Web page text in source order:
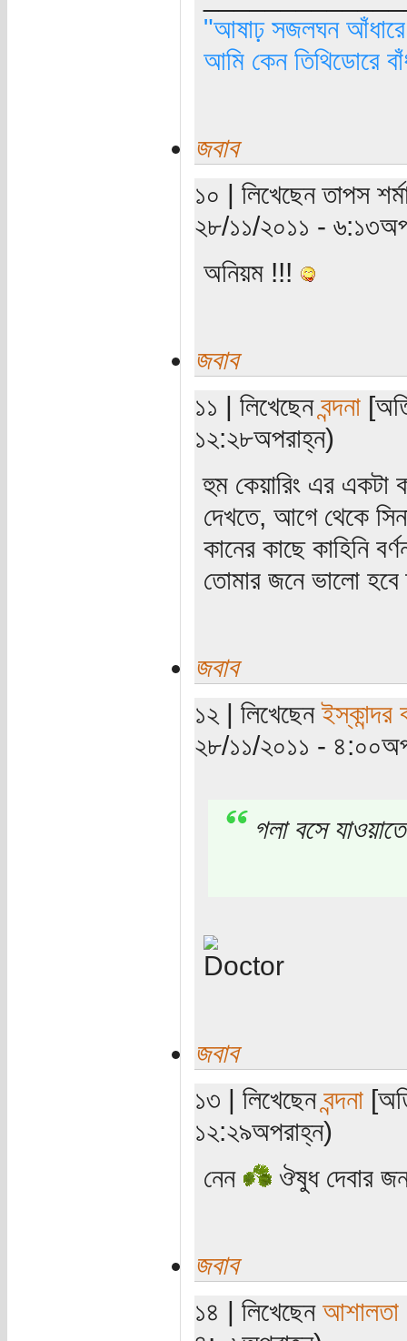
"আষাঢ় সজলঘন আঁধারে,
আমি কেন তিথিডোরে
জবাব
১০ | লিখেছেন তাপস
২৮/১১/২০১১ -
অনিয়ম !!!
জবাব
১১ | লিখেছেনবন্দনা
১২:২৮অপরাহ্ন)
হুম কেয়ারিং এর একটা
দেখতে, আগে থেকে
কানের কাছে কাহিনি
তোমার জনে ভালো
জবাব
১২ | লিখেছেনইস্কান্দর
২৮/১১/২০১১ -
গলা বসে
জবাব
১৩ | লিখেছেনবন্দনা
১২:২৯অপরাহ্ন)
নেন
ঔষুধ দেবার
জবাব
১৪ | লিখেছেন আশালতা